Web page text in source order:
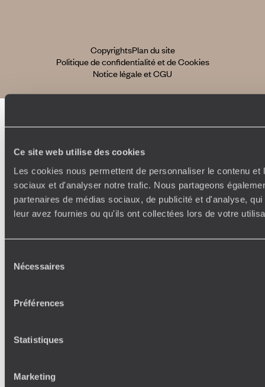
Ce site web utilise des cookies
Les cookies nous permettent de personnaliser le contenu
sociaux et d'analyser notre trafic. Nous partageons
partenaires de médias sociaux, de publicité et d'analyse,
leur avez fournies ou qu'ils ont collectées lors de votre
Nécessaires
Préférences
Statistiques
Marketing
CopyrightsPlan du site
Politique de confidentialité et de Cookies
Notice légale et CGU